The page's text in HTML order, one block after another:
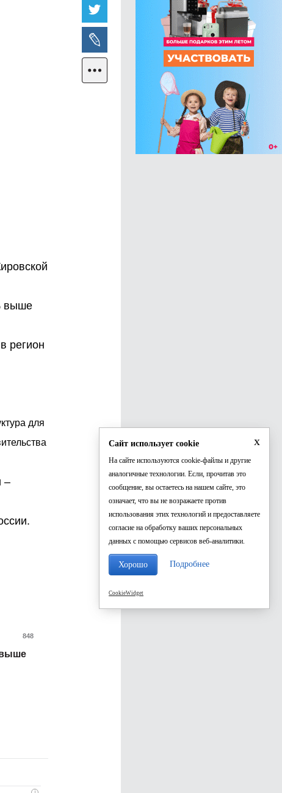
выше
регион
для
–
848
выше
x
Сайт использует cookie
На сайте используются cookie-файлы и другие
аналогичные технологии. Если, прочитав это
сообщение, вы остаетесь на нашем сайте, это
означает, что вы не возражаете против
использования этих технологий и предоставляете
согласие на обработку ваших персональных
данных с помощью сервисов веб-аналитики.
Хорошо Подробнее
CookieWidget